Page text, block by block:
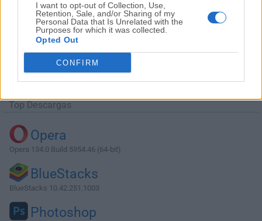
I want to opt-out of Collection, Use,
Retention, Sale, and/or Sharing of my
Personal Data that Is Unrelated with the
Purposes for which it was collected.
Opted Out
CONFIRM
Descargar WindowBlinds 8.0.2
¿Por qué se publica esta aplicación en Filehorse? (
Top Descargas
Opera
Opera 134.0 Build 5954.46 (64-bit)
BlueStacks
BlueStacks 10.42.251.1003
Photoshop